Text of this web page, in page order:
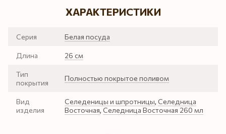
ХАРАКТЕРИСТИКИ
Серия Белая посуда
Длина 26 см
Тип
покрытия
Полностью покрытое поливом
Вид
изделия
Селеденицы и шпротницы, Селедница
Восточная, Селедница Восточная 260 мл